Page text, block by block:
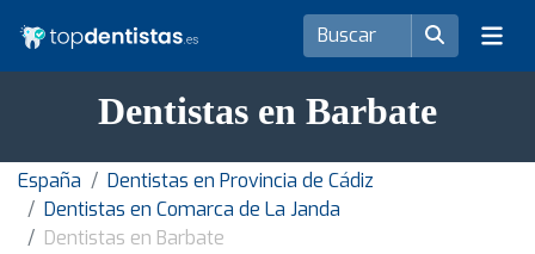
Dentistas en Barbate
España
Dentistas en Provincia de Cádiz
Dentistas en Comarca de La Janda
Dentistas en Barbate